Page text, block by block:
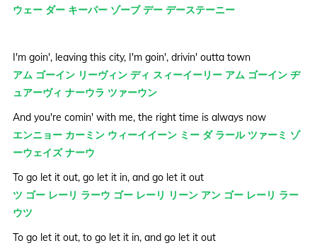
ウェー ダー キーパー ゾーブ デー デーステーニー
I'm goin', leaving this city, I'm goin', drivin' outta town
アム ゴーイン リーヴィン ディ スィーイーリー アム ゴーイン ヂ
ュアーヴィ ナーウラ ツァーウン
And you're comin' with me, the right time is always now
エンニョー カーミン ウィーイイーン ミー ダ ラール ツァーミ ゾ
ーウェイズ ナーウ
To go let it out, go let it in, and go let it out
ツ ゴー レーリ ラーウ ゴー レーリ リーン アン ゴー レーリ ラー
ウツ
To go let it out, to go let it in, and go let it out